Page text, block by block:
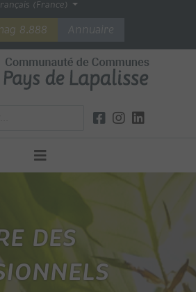
(France)
8.888 Annuaire
DES